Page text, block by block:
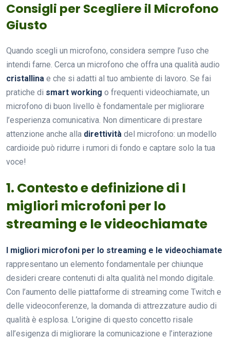
Consigli per Scegliere il Microfono
Giusto
Quando scegli un microfono, considera sempre l’uso che
intendi farne. Cerca un microfono che offra una qualità audio
cristallina e che si adatti al tuo ambiente di lavoro. Se fai
pratiche di smart working o frequenti videochiamate, un
microfono di buon livello è fondamentale per migliorare
l’esperienza comunicativa. Non dimenticare di prestare
attenzione anche alla direttività del microfono: un modello
cardioide può ridurre i rumori di fondo e captare solo la tua
voce!
1. Contesto e definizione di I
migliori microfoni per lo
streaming e le videochiamate
I migliori microfoni per lo streaming e le videochiamate
rappresentano un elemento fondamentale per chiunque
desideri creare contenuti di alta qualità nel mondo digitale.
Con l’aumento delle piattaforme di streaming come Twitch e
delle videoconferenze, la domanda di attrezzature audio di
qualità è esplosa. L’origine di questo concetto risale
all’esigenza di migliorare la comunicazione e l’interazione